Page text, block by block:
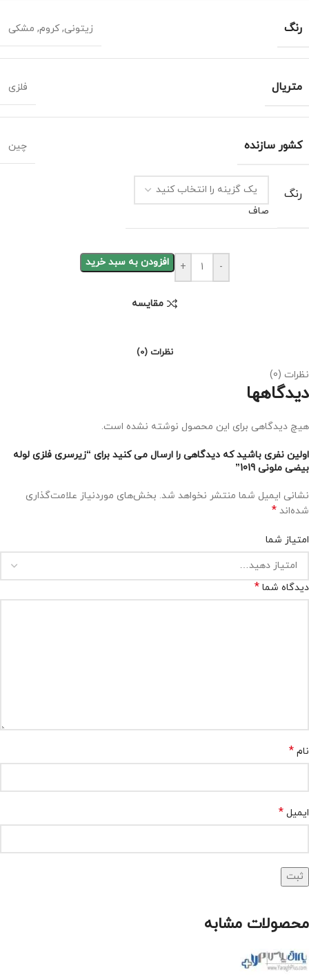
رنگ زیتونی,کروم, مشکی
متریال فلزی
کشور سازنده چین
رنگ
صاف
-
+ افزودن به سبد خرید
مقايسه
نظرات (0)
نظرات (0)
دیدگاهها
هیچ دیدگاهی برای این محصول نوشته نشده است.
اولین نفری باشید که دیدگاهی را ارسال می کنید برای “زیرسری فلزی لوله
بیضی ملونی 1019”
نشانی ایمیل شما منتشر نخواهد شد. بخش‌های موردنیاز علامت‌گذاری
شده‌اند *
امتیاز شما
دیدگاه شما *
نام *
ایمیل *
محصولات مشابه